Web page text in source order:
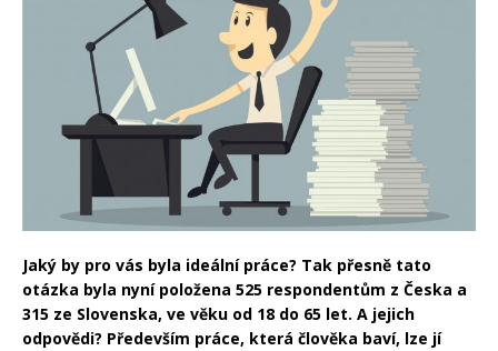
Jaký by pro vás byla ideální práce? Tak přesně tato
otázka byla nyní položena 525 respondentům z Česka a
315 ze Slovenska, ve věku od 18 do 65 let. A jejich
odpovědi? Především práce, která člověka baví, lze jí